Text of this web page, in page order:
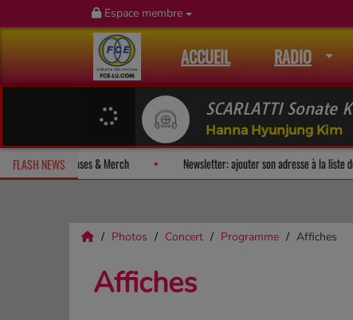
Espace membre
ACCUEIL RADIO
SCARLATTI
Hanna Hyunjung Kim
FLASH NEWS
surprise! Fan Releases & Merch Newsletter: ajouter
Photos Concert Programme Affiches
Affiches